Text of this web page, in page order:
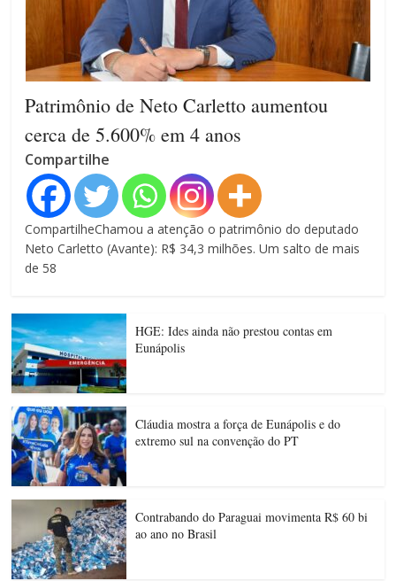
Patrimônio de Neto Carletto aumentou
cerca de 5.600% em 4 anos
Compartilhe
CompartilheChamou a atenção o patrimônio do deputado
Neto Carletto (Avante): R$ 34,3 milhões. Um salto de mais
de 58
HGE: Ides ainda não prestou contas em
Eunápolis
Cláudia mostra a força de Eunápolis e do
extremo sul na convenção do PT
Contrabando do Paraguai movimenta R$ 60 bi
ao ano no Brasil